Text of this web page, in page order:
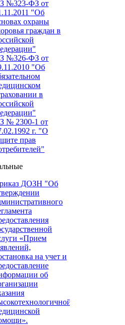
№323-ФЗ от
"Об
охраны
граждан в
№326-ФЗ от
"Об
в
№ 2300-1 от
г. "О
прав
ДОЗН "Об
«Прием
на учет и
об